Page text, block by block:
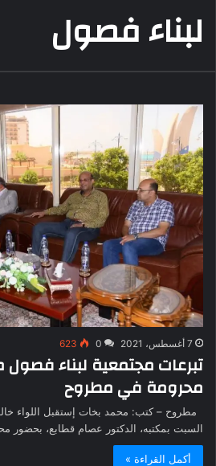
لبناء فصول
7 أغسطس، 2021 0
623
تبرعات مجتمعية لبناء
محرومة في مطروح
مطروح – كتب: محمد بخات إستقبل اللواء
السبت بمكتبه، الدكتور عصام قطابع، بحضور
أكمل القراءة »